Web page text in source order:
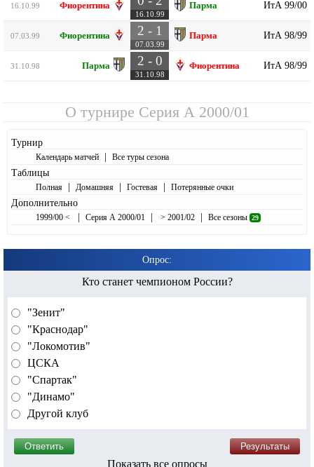
16.10.99 Фиорентина
16.10.99
Парма ИтА 99/00
07.03.99 Фиорентина 2 - 1
07.03.99
Парма ИтА 98/99
31.10.98 Парма 2 - 0
31.10.98
Фиорентина ИтА 98/99
О турнире Серия А 2000/01
Турнир
Календарь матчей | Все туры сезона
Таблицы
Полная | Домашняя | Гостевая | Потерянные очки
Дополнительно
1999/00 < | Серия А 2000/01 | > 2001/02 | Все сезоны 29
Опрос:
Кто станет чемпионом России?
"Зенит"
"Краснодар"
"Локомотив"
ЦСКА
"Спартак"
"Динамо"
Другой клуб
Показать все опросы